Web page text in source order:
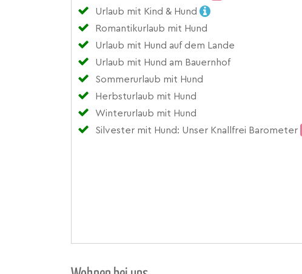
Urlaub mit Kind & Hund
Romantikurlaub mit Hund
Urlaub mit Hund auf dem Lande
Urlaub mit Hund am Bauernhof
Sommerurlaub mit Hund
Herbsturlaub mit Hund
Winterurlaub mit Hund
Silvester mit Hund: Unser Knallfrei Barometer